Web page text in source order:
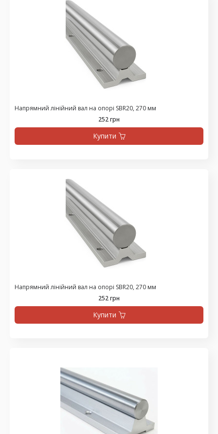
Напрямний лінійний вал на опорі SBR20, 270 мм
252 грн
Купити
Напрямний лінійний вал на опорі SBR20, 270 мм
252 грн
Купити